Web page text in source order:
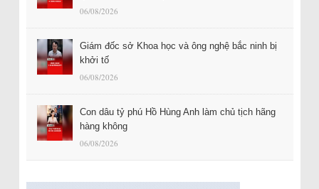
06/08/2026
Giám đốc sở Khoa học và ông nghệ bắc ninh bị
khởi tố
06/08/2026
Con dâu tỷ phú Hồ Hùng Anh làm chủ tịch hãng
hàng không
06/08/2026